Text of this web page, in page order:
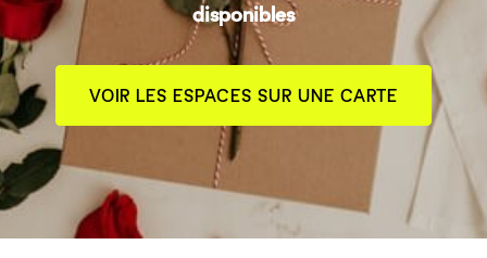
disponibles
VOIR LES ESPACES SUR UNE CARTE